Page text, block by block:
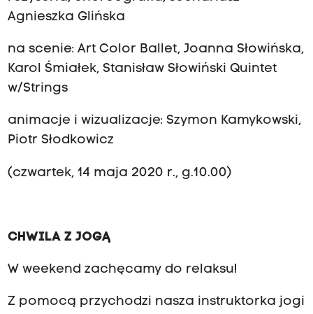
Agnieszka Glińska
na scenie: Art Color Ballet, Joanna Słowińska,
Karol Śmiałek, Stanisław Słowiński Quintet
w/Strings
animacje i wizualizacje: Szymon Kamykowski,
Piotr Słodkowicz
(czwartek, 14 maja 2020 r., g.10.00)
CHWILA Z JOGĄ
W weekend zachęcamy do relaksu!
Z pomocą przychodzi nasza instruktorka jogi